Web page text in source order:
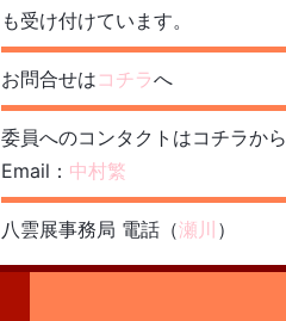
も受け付けています。
お問合せはコチラへ
委員へのコンタクトはコチラから
Email： 中村繁
八雲展事務局 電話（瀬川 ）